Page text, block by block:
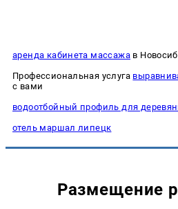
аренда кабинета массажав
Профессиональная услуга
с вами
водоотбойный профиль для
отель маршал липецк
Размещение